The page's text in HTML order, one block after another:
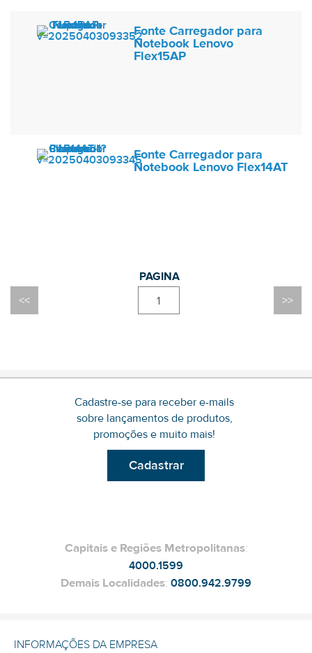
Fonte Carregador para
Notebook Lenovo
Flex15AP
Fonte Carregador para
Notebook Lenovo Flex14AT
1
Cadastre-se para receber e-mails
sobre lançamentos de produtos,
promoções e muito mais!
Cadastrar
Capitais e Regiões Metropolitanas:
4000.1599
Demais Localidades: 0800.942.9799
INFORMAÇÕES DA EMPRESA